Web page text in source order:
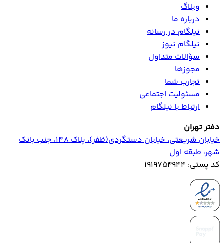
وبلاگ
درباره ما
نیلگام در رسانه
نیلگام نیوز
سؤالات متداول
مجوزها
تجارب شما
مسئولیت اجتماعی
ارتباط با نیلگام
دفتر تهران
خیابان‌ شریعتی، خیابان‌ دستگردی(ظفر)، پلاک 148، جنب بانک
شهر، طبقه اول
کد پستی: ۱۹۱۹۷۵۴۹۴۴